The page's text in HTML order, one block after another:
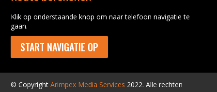
Klik op onderstaande knop om naar telefoon navigatie te
gaan.
START NAVIGATIE OP
© CopyrightArimpex Media Services 2022. Alle rechten